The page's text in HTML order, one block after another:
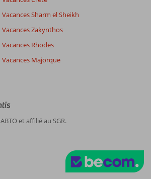
Vacances Sharm el Sheikh
Vacances Zakynthos
Vacances Rhodes
Vacances Majorque
et affilié au SGR.